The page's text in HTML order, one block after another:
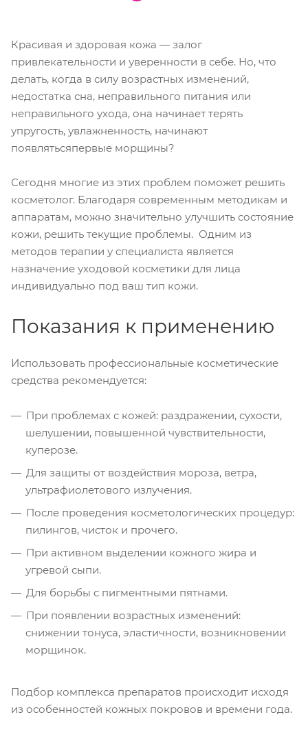
Красивая и здоровая кожа — залог
привлекательности и уверенности в себе. Но, что
делать, когда в силу возрастных изменений,
недостатка сна, неправильного питания или
неправильного ухода, она начинает терять
упругость, увлажненность, начинают
появлятьсяпервые морщины?
Сегодня многие из этих проблем поможет решить
косметолог. Благодаря современным методикам и
аппаратам, можно значительно улучшить состояние
кожи, решить текущие проблемы. Одним из
методов терапии у специалиста является
назначение уходовой косметики для лица
индивидуально под ваш тип кожи.
Показания к применению
Использовать профессиональные косметические
средства рекомендуется:
При проблемах с кожей: раздражении, сухости,
шелушении, повышенной чувствительности,
куперозе.
Для защиты от воздействия мороза, ветра,
ультрафиолетового излучения.
После проведения косметологических процедур:
пилингов, чисток и прочего.
При активном выделении кожного жира и
угревой сыпи.
Для борьбы с пигментными пятнами.
При появлении возрастных изменений:
снижении тонуса, эластичности, возникновении
морщинок.
Подбор комплекса препаратов происходит исходя
из особенностей кожных покровов и времени года.